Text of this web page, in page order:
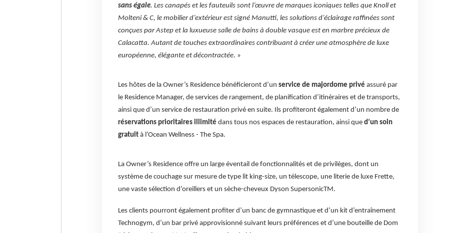
sans égale. Les canapés et les fauteuils sont l’œuvre de marques iconiques telles que Knoll et
Molteni & C, le mobilier d’extérieur est signé Manutti, les solutions d’éclairage raffinées sont
conçues par Astep et la luxueuse salle de bains à double vasque est en marbre précieux de
Calacatta. Autant de touches extraordinaires contribuant à créer une atmosphère de luxe
européenne, élégante et décontractée. »
Les hôtes de la Owner’s Residence bénéficieront d’un service de majordome privé assuré par
le Residence Manager, de services de rangement, de planification d’itinéraires et de transports,
ainsi que d’un service de restauration privé en suite. Ils profiteront également d’un nombre de
réservations prioritaires illimité dans tous nos espaces de restauration, ainsi que d’un soin
gratuità l’Ocean Wellness - The Spa.
La Owner’s Residence offre un large éventail de fonctionnalités et de privilèges, dont un
système de couchage sur mesure de type lit king-size, un télescope, une literie de luxe Frette,
une vaste sélection d’oreillers et un sèche-cheveux Dyson SupersonicTM.
Les clients pourront également profiter d’un banc de gymnastique et d’un kit d’entraînement
Technogym, d’un bar privé approvisionné suivant leurs préférences et d’une bouteille de Dom